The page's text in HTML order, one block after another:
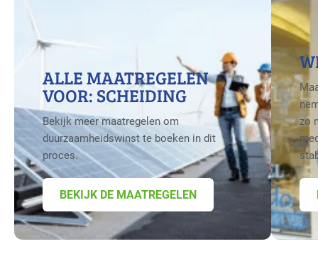
ALLE MAATREGELEN
VOOR: SCHEIDING
Bekijk meer maatregelen om
duurzaamheidswinst te boeken in dit
proces.
BEKIJK DE MAATREGELEN
zo